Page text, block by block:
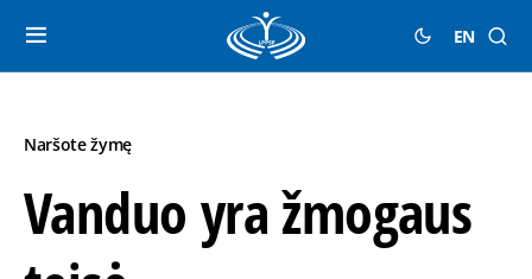
EN
Naršote žymę
Vanduo yra žmogaus